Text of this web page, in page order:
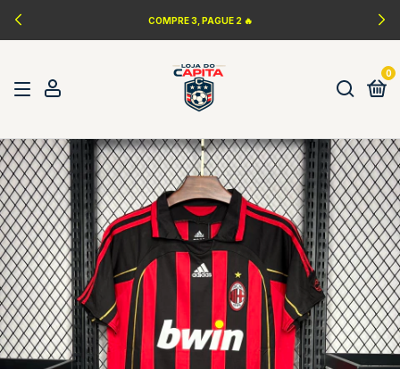
COMPRE 3, PAGUE 2 🔥
0